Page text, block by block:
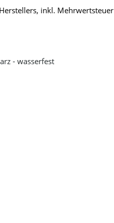
inkl. Mehrwertsteuer